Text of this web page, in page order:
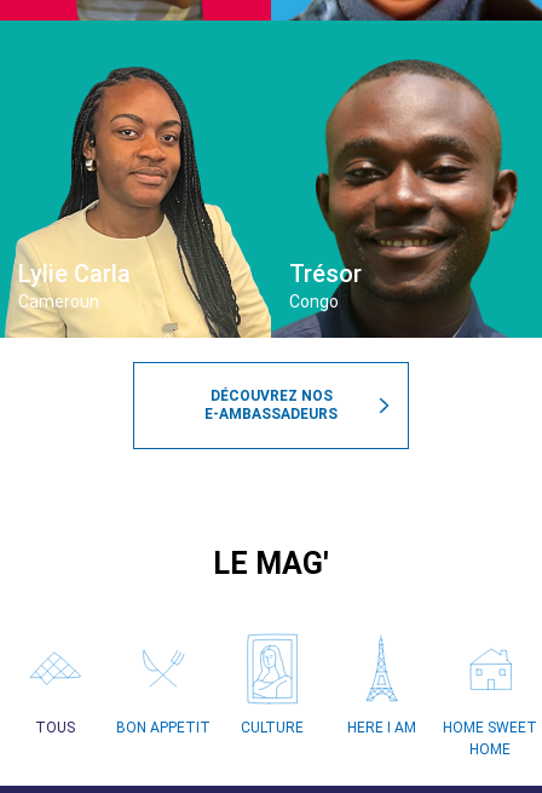
Lylie Carla
Cameroun
Trésor
Congo
DÉCOUVREZ NOS
E-AMBASSADEURS
LE MAG'
TOUS BON APPETIT CULTURE HERE I AM
HOME SWEET
HOME